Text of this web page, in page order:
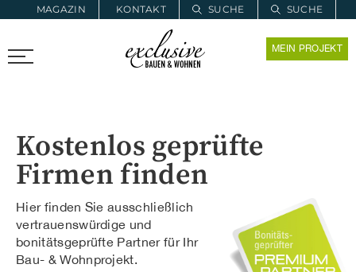
MAGAZIN KONTAKT SUCHE
SUCHE
PROARCHITEC PROINSTALL MEIN PROJEKT
Kostenlos geprüfte
Firmen finden
Hier finden Sie ausschließlich
vertrauenswürdige und
bonitätsgeprüfte Partner für Ihr
Bau- & Wohnprojekt.